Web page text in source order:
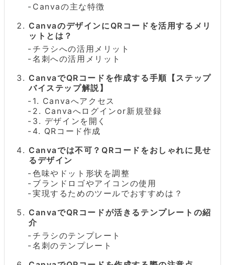
Canvaの主な特徴
CanvaのデザインにQRコードを活用するメリ
ットとは？
チラシへの活用メリット
名刺への活用メリット
CanvaでQRコードを作成する手順【ステップ
バイステップ解説】
1. Canvaへアクセス
2. Canvaへログインor新規登録
3. デザインを開く
4. QRコード作成
Canvaでは不可？QRコードをおしゃれに見せ
るデザイン
色味やドット形状を調整
ブランドロゴやアイコンの使用
実現するためのツールでおすすめは？
CanvaでQRコードが活きるテンプレートの紹
介
チラシのテンプレート
名刺のテンプレート